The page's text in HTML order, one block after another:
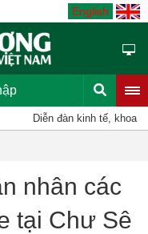
English
Diễn đàn kinh tế, khoa
nhân các
tại Chư Sê